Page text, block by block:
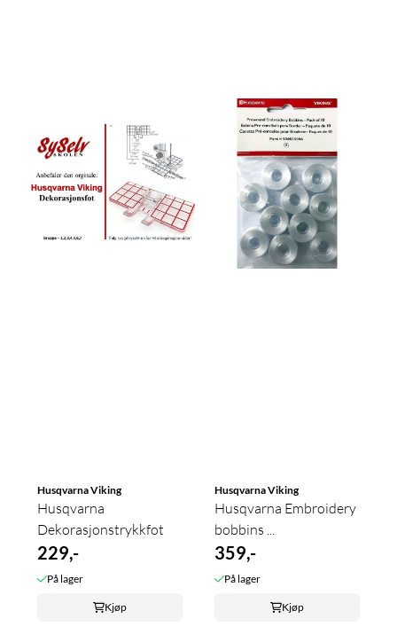
Husqvarna Viking
Husqvarna
Dekorasjonstrykkfot
229,-
På lager
Kjøp
Husqvarna Viking
Husqvarna Embroidery
bobbins ...
359,-
På lager
Kjøp